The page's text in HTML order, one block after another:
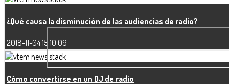
¿Qué causa la disminución de las audiencias de radio?
2018-11-04 15:10:09
Cómo convertirse en un DJ de radio